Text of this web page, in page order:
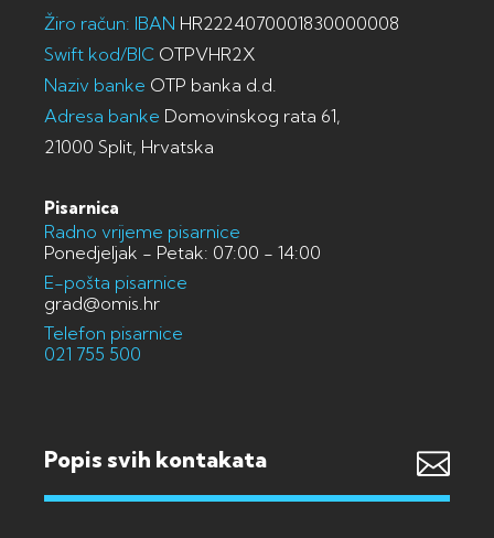
Žiro račun: IBAN HR2224070001830000008
Swift kod/BIC OTPVHR2X
Naziv banke OTP banka d.d.
Adresa banke Domovinskog rata 61,
21000 Split, Hrvatska
Pisarnica
Radno vrijeme pisarnice
Ponedjeljak - Petak: 07:00 - 14:00
E-pošta pisarnice
grad@omis.hr
Telefon pisarnice
021 755 500
Popis svih kontakata